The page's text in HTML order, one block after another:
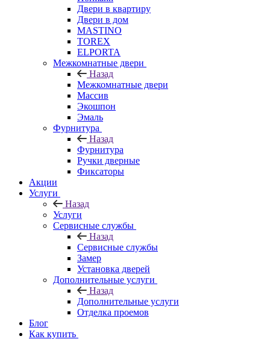
Двери в квартиру
Двери в дом
MASTINO
TOREX
ELPORTA
Межкомнатные двери
Назад
Межкомнатные двери
Массив
Экошпон
Эмаль
Фурнитура
Назад
Фурнитура
Ручки дверные
Фиксаторы
Акции
Услуги
Назад
Услуги
Сервисные службы
Назад
Сервисные службы
Замер
Установка дверей
Дополнительные услуги
Назад
Дополнительные услуги
Отделка проемов
Блог
Как купить